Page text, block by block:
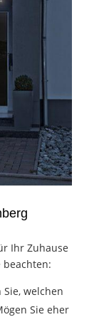
Ihr Zuhause
beachten:
welchen
Sie eher